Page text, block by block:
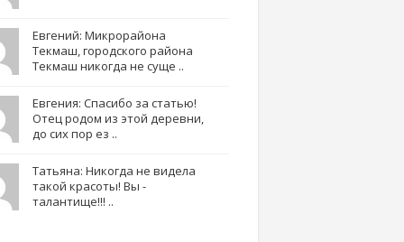
Евгений: Микрорайона
Текмаш, городского района
Текмаш никогда не суще ..
Евгения: Спасибо за статью!
Отец родом из этой деревни,
до сих пор ез ..
Татьяна: Никогда не видела
такой красоты! Вы -
талантище!!! ..